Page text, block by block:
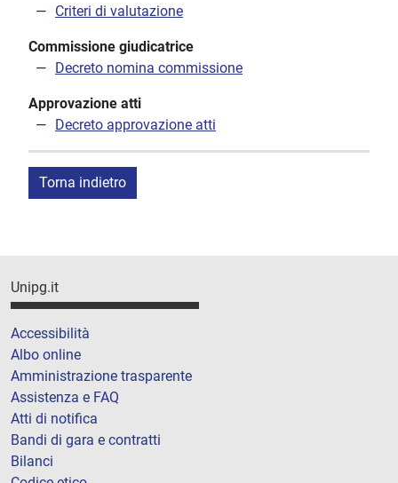
Criteri di valutazione
Commissione giudicatrice
Decreto nomina commissione
Approvazione atti
Decreto approvazione atti
Torna indietro
Unipg.it
Accessibilità
Albo online
Amministrazione trasparente
Assistenza e FAQ
Atti di notifica
Bandi di gara e contratti
Bilanci